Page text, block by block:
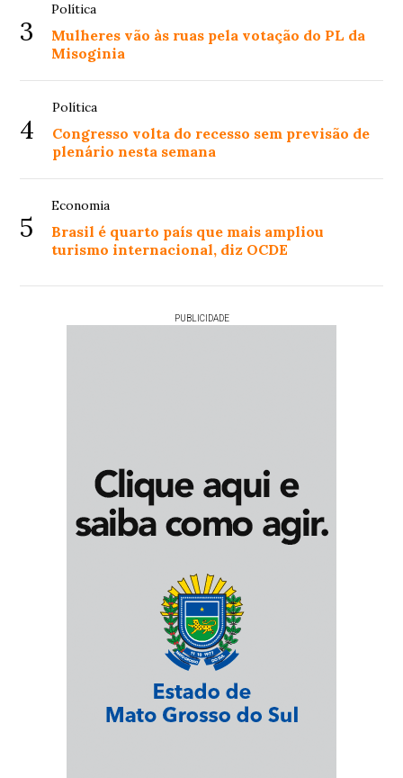
3
Política
Mulheres vão às ruas pela votação do PL da
Misoginia
4
Política
Congresso volta do recesso sem previsão de
plenário nesta semana
5
Economia
Brasil é quarto país que mais ampliou
turismo internacional, diz OCDE
PUBLICIDADE